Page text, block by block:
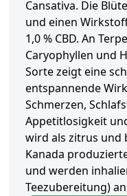
Cansativa. Die
und einen
1,0 % CBD. An
Caryophyllen und
Sorte zeigt eine
entspannende
Schmerzen,
Appetitlosigkeit
wird als zitrus und
Kanada
und werden
Teezubereitung)